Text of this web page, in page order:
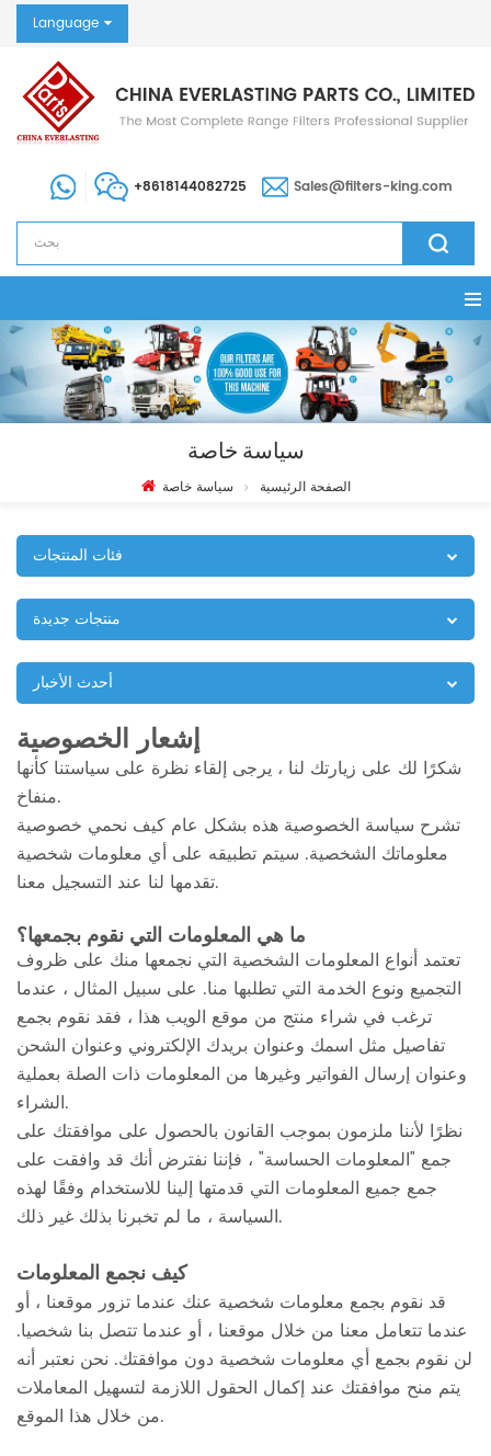
Language
+8618144082725 Sales@filters-king.com
سياسة خاصة
الصفحة الرئيسية سياسة خاصة
فئات المنتجات
منتجات جديدة
أحدث الأخبار
إشعار الخصوصية
شكرًا لك على زيارتك لنا ، يرجى إلقاء نظرة على سياستنا كأنها
منفاخ.
تشرح سياسة الخصوصية هذه بشكل عام كيف نحمي خصوصية
معلوماتك الشخصية. سيتم تطبيقه على أي معلومات شخصية
تقدمها لنا عند التسجيل معنا.
ما هي المعلومات التي نقوم بجمعها؟
تعتمد أنواع المعلومات الشخصية التي نجمعها منك على ظروف
التجميع ونوع الخدمة التي تطلبها منا. على سبيل المثال ، عندما
ترغب في شراء منتج من موقع الويب هذا ، فقد نقوم بجمع
تفاصيل مثل اسمك وعنوان بريدك الإلكتروني وعنوان الشحن
وعنوان إرسال الفواتير وغيرها من المعلومات ذات الصلة بعملية
الشراء.
نظرًا لأننا ملزمون بموجب القانون بالحصول على موافقتك على
جمع "المعلومات الحساسة" ، فإننا نفترض أنك قد وافقت على
جمع جميع المعلومات التي قدمتها إلينا للاستخدام وفقًا لهذه
السياسة ، ما لم تخبرنا بذلك غير ذلك.
كيف نجمع المعلومات
قد نقوم بجمع معلومات شخصية عنك عندما تزور موقعنا ، أو
عندما تتعامل معنا من خلال موقعنا ، أو عندما تتصل بنا شخصيا.
لن نقوم بجمع أي معلومات شخصية دون موافقتك. نحن نعتبر أنه
يتم منح موافقتك عند إكمال الحقول اللازمة لتسهيل المعاملات
من خلال هذا الموقع.